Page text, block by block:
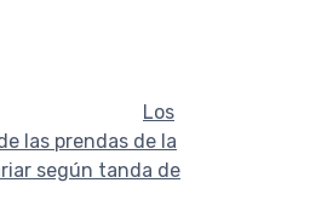
Los
las prendas de la
según tanda de